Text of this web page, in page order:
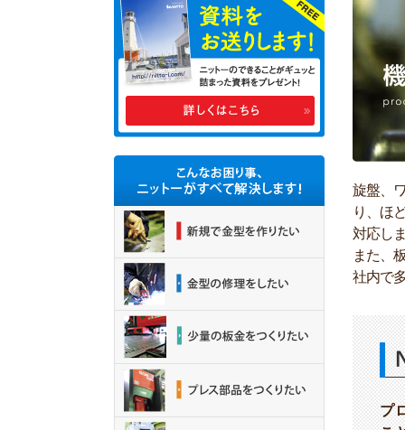
旋盤、
り、ほ
対応し
また、
社内で
プ